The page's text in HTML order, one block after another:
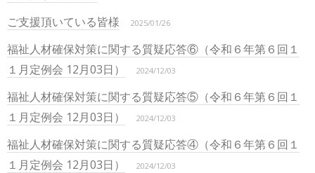
ご支援頂いている皆様 2025/01/26
福祉人材確保対策に関する質疑応答⑥（令和６年第６回１
１月定例会 12月03日）
2024/12/03
福祉人材確保対策に関する質疑応答⑤（令和６年第６回１
１月定例会 12月03日）
2024/12/03
福祉人材確保対策に関する質疑応答④（令和６年第６回１
１月定例会 12月03日）
2024/12/03